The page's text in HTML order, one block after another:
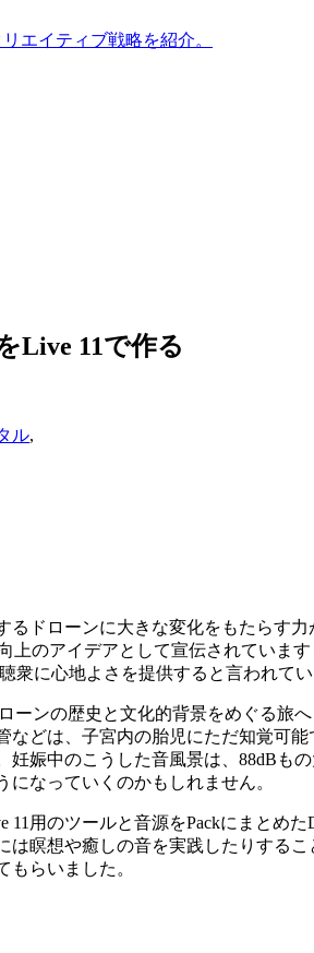
エイティブ戦略を紹介。
Live 11で作る
ル,
ドローンに大きな変化をもたらす
上のアイデアとして宣伝されています
に心地よさを提供すると言われてい
ンの歴史と文化的背景をめぐる旅
どは、子宮内の胎児にただ知覚可
娠中のこうした音風景は、88dBも
なっていくのかもしれません。
用のツールと音源をPackにまとめ
瞑想や癒しの音を実践したりする
らいました。